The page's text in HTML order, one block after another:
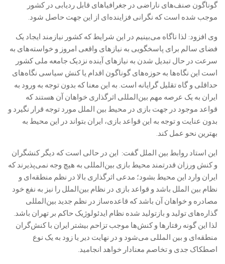
گوناگون صنف‌های ناراضی در جغرافیاهای قابل ردیابی در کشور
موجب شده است که نگرانی فزاینده‌ای از این جهت حاصل شود.
وی افزود: لذا ناگاه می‌بینیم در این شرایط که کشور نیازمند ایجاد یک
فضای سالم برای پاسخگویی به نیازهای واقعی امروز و خواسته‌های به
سرعت در حال تبدیل شدن به نیازهای آینده نزدیک جامعه ملی کشور
است این نگاه‌ها به حوزه‌های گوناگون اقدام یا کنش سیاسی نگاه‌های
حداقلی و گاه تقلیل گرایانه است. به این معنا که بدون توجه به ورود به
ایران به یک عرصه مهم بین‌المللی اثرگذاری خواهان آن هستند که
قواعد موجود در جهت بازی در محیط بین الملل مورد توجه قرار نگیرد و
بدون عنایت و توجه به این قواعد بازی، ایران بتواند در این محیط به
بهترین نحو عمل کند.
این استاد روابط بین الملل گفت: این در حالی است که دیگر کنشگران
و کنش ورزان قدرتمند محیط بازی بین‌المللی به هیچ وجه نمی‌پذیرند که
ایران وارد این محیط بشود؛ مدعی اثرگذاری بالا در نظم منطقه‌ای و
نظام بین الملل باشد و قواعد بازی در نظام بین‌الملل را نیز به نفع خود
مصادره و خواهان آن باشد که قاعده‌ساز در نظم جدید بین‌المللی
گذاره‌های تولید و بازتولید شده نظام ایدئولوژیک حاکم بر تهران باشد.
لذا این گونه رفتارها و کنش‌ها موجب تزاحم بیشتر ایران با کنش‌گران
منطقه‌ای و بین المللی می‌شود و در نهایت دیر یا زود به یک نوع
اصطکاک جدی و تخاصم معنادار خواهد انجامید.